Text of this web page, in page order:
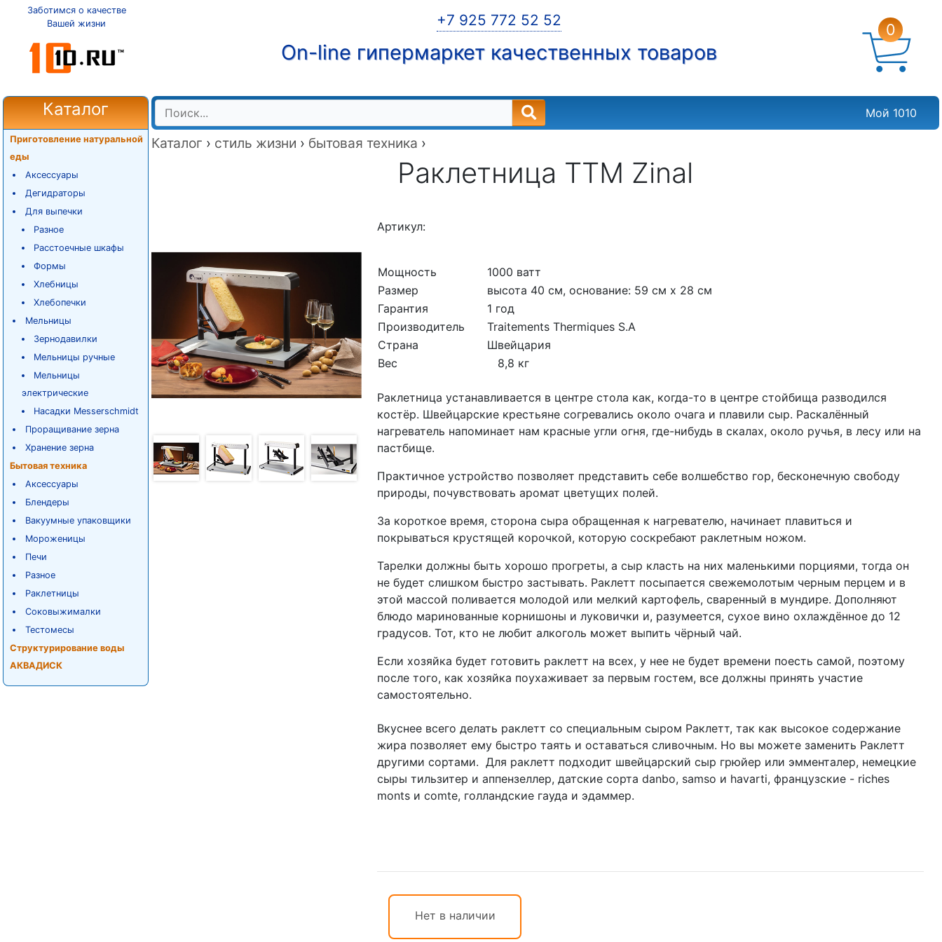
Заботимся о качестве
Вашей жизни
+7 925 772 52 52
On-line гипермаркет качественных товаров
0
Каталог
Приготовление натуральной
еды
Аксессуары
Дегидраторы
Для выпечки
Разное
Расстоечные шкафы
Формы
Хлебницы
Хлебопечки
Мельницы
Зернодавилки
Мельницы ручные
Мельницы
электрические
Насадки Messerschmidt
Проращивание зерна
Хранение зерна
Бытовая техника
Аксессуары
Блендеры
Вакуумные упаковщики
Мороженицы
Печи
Разное
Раклетницы
Соковыжималки
Тестомесы
Структурирование воды
АКВАДИСК
Мой 1010
Каталог › стиль жизни › бытовая техника ›
Раклетница TTM Zinal
Артикул:
Мощность
1000 ватт
Размер
высота 40 см, основание: 59 см x 28 см
Гарантия
1 год
Производитель Traitements Thermiques S.A
Страна
Швейцария
Вес
8,8 кг
Раклетница устанавливается в центре стола как, когда-то в центре стойбища разводился
костёр. Швейцарские крестьяне согревались около очага и плавили сыр. Раскалённый
нагреватель напоминает нам красные угли огня, где-нибудь в скалах, около ручья, в лесу или на
пастбище.
Практичное устройство позволяет представить себе волшебство гор, бесконечную свободу
природы, почувствовать аромат цветущих полей.
За короткое время, сторона сыра обращенная к нагревателю, начинает плавиться и
покрываться крустящей корочкой, которую соскребают раклетным ножом.
Тарелки должны быть хорошо прогреты, а сыр класть на них маленькими порциями, тогда он
не будет слишком быстро застывать. Раклетт посыпается свежемолотым черным перцем и в
этой массой поливается молодой или мелкий картофель, сваренный в мундире. Дополняют
блюдо маринованные корнишоны и луковички и, разумеется, сухое вино охлаждённое до 12
градусов. Тот, кто не любит алкоголь может выпить чёрный чай.
Если хозяйка будет готовить раклетт на всех, у нее не будет времени поесть самой, поэтому
после того, как хозяйка поухаживает за первым гостем, все должны принять участие
самостоятельно.
Вкуснее всего делать раклетт со специальным сыром Раклетт, так как высокое содержание
жира позволяет ему быстро таять и оставаться сливочным. Но вы можете заменить Раклетт
другими сортами. Для раклетт подходит швейцарский сыр грюйер или эмменталер, немецкие
сыры тильзитер и аппензеллер, датские сорта danbo, samso и havarti, французские - riches
monts и comte, голландские гауда и эдаммер.
Нет в наличии